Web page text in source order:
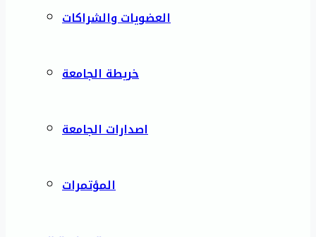
العضويات والشراكات
خريطة الجامعة
اصدارات الجامعة
المؤتمرات